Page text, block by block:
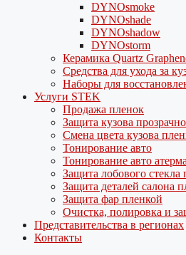
DYNOsmoke
DYNOshade
DYNOshadow
DYNOstorm
Керамика Quartz
Средства для ухода за
Наборы для
Услуги STEK
Продажа пленок
Защита кузова
Смена цвета кузова
Тонирование авто
Тонирование авто
Защита лобового стекла
Защита деталей салона
Защита фар пленкой
Очистка, полировка и
Представительства в регионах
Контакты